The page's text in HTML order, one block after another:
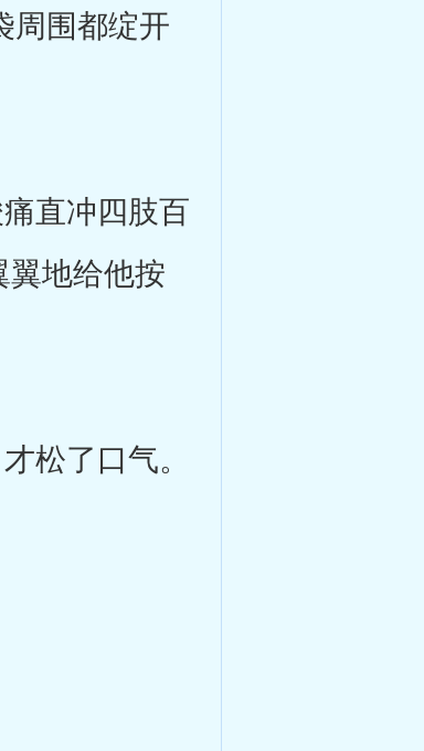
周围都绽开
直冲四肢百
地给他按
松了口气。